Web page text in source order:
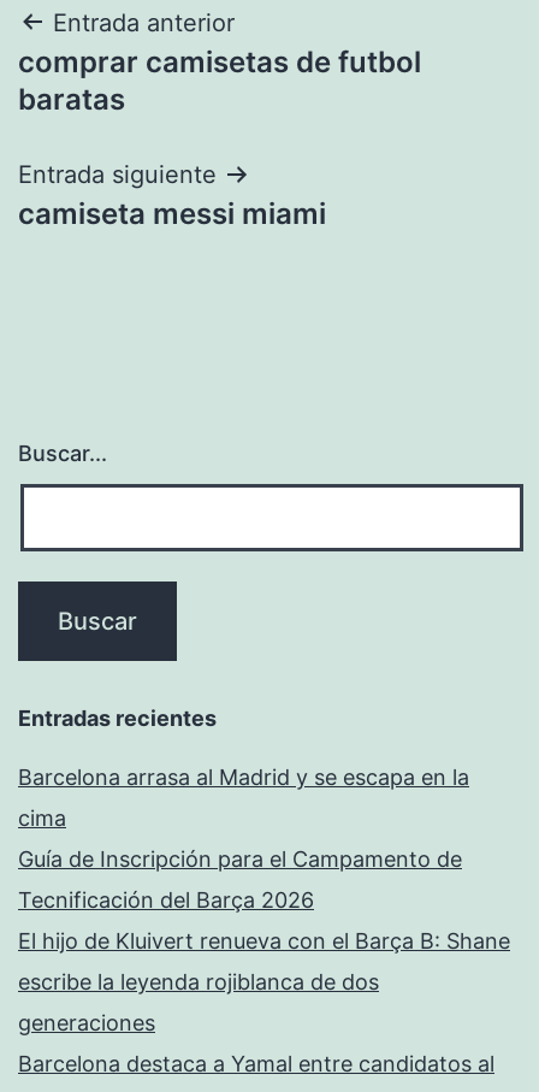
Navegación
de
Entrada anterior
comprar camisetas de futbol
baratas
Entrada siguiente
camiseta messi miami
Buscar...
Entradas recientes
Barcelona arrasa al Madrid y se escapa en la
cima
Guía de Inscripción para el Campamento de
Tecnificación del Barça 2026
El hijo de Kluivert renueva con el Barça B: Shane
escribe la leyenda rojiblanca de dos
generaciones
Barcelona destaca a Yamal entre candidatos al